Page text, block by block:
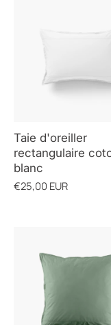
Taie d'oreiller
rectangulaire
blanc
€25,00 EUR